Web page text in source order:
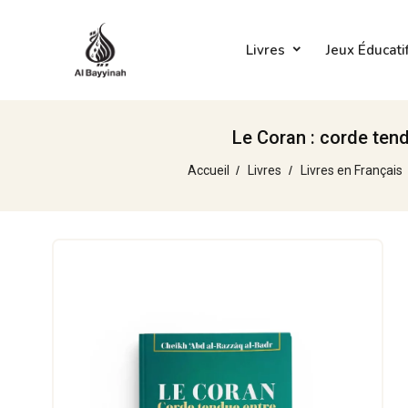
Livres Jeux
Le Coran : corde
Accueil Livres Livres en Français